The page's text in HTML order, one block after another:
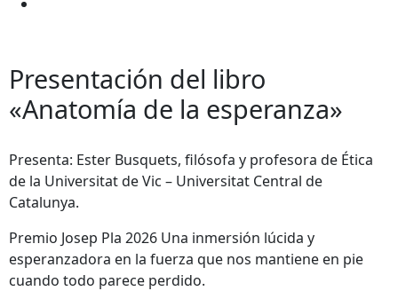
Presentación del libro
«Anatomía de la esperanza»
Presenta: Ester Busquets, filósofa y profesora de Ética
de la Universitat de Vic – Universitat Central de
Catalunya.
Premio Josep Pla 2026 Una inmersión lúcida y
esperanzadora en la fuerza que nos mantiene en pie
cuando todo parece perdido.